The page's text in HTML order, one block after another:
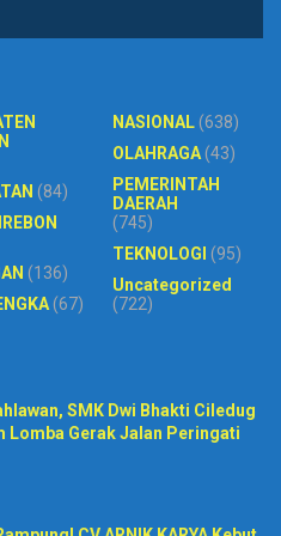
(84)
(136)
(67)
NASIONAL(638)
OLAHRAGA(43)
PEMERINTAH
DAERAH
(745)
TEKNOLOGI (95)
Uncategorized
(722)
SMK Dwi Bhakti Ciledug
Lomba Gerak Jalan Peringati